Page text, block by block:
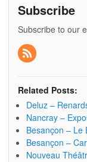
Subscribe
Subscribe to our
Related Posts:
Deluz –
Nancray –
Besançon – Le
Besançon –
Nouveau